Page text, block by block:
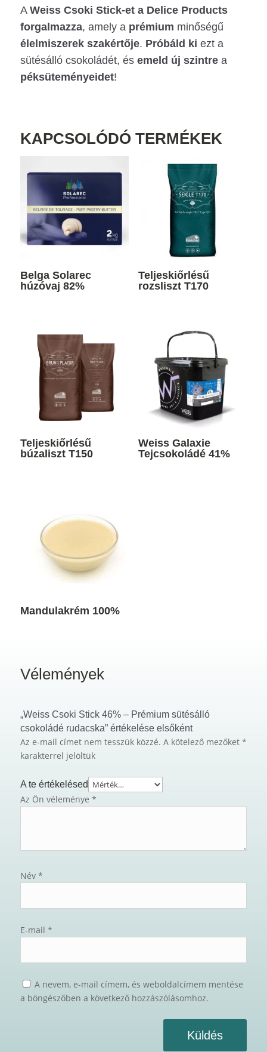
A Weiss Csoki Stick-et a Delice Products
forgalmazza, amely a prémium minőségű
élelmiszerek szakértője. Próbáld ki ezt a
sütésálló csokoládét, és emeld új szintrea
péksüteményeidet!
KAPCSOLÓDÓ TERMÉKEK
Belga Solarec
húzóvaj 82%
Teljeskiőrlésű
rozsliszt T170
Teljeskiőrlésű
búzaliszt T150
Weiss Galaxie
Tejcsokoládé 41%
Mandulakrém 100%
Vélemények
„Weiss Csoki Stick 46% – Prémium sütésálló
csokoládé rudacska” értékelése elsőként
Az e-mail címet nem tesszük közzé. A kötelező mezőket *
karakterrel jelöltük
A te értékelésed
Az Ön véleménye *
Név *
E-mail *
A nevem, e-mail címem, és weboldalcímem mentése
a böngészőben a következő hozzászólásomhoz.
Küldés